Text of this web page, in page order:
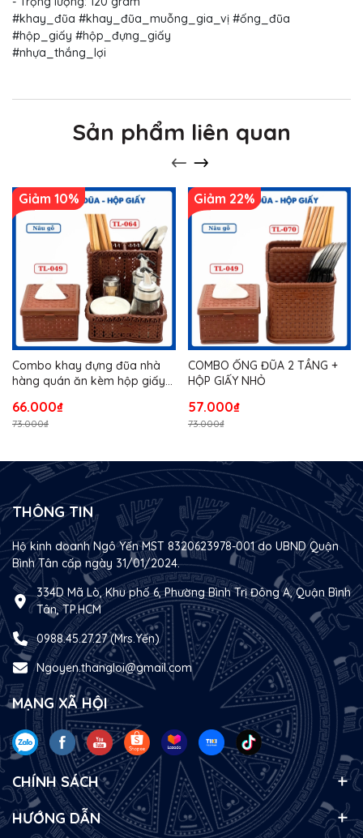
#khay_đũa #khay_đũa_muỗng_gia_vị #ống_đũa
#hộp_giấy #hộp_đựng_giấy
#nhựa_thắng_lợi
Sản phẩm liên quan
Giảm 10%
Combo khay đựng đũa nhà
hàng quán ăn kèm hộp giấy
66.000₫
73.000₫
Giảm 22%
COMBO ỐNG ĐŨA 2 TẦNG +
HỘP GIẤY NHỎ
57.000₫
73.000₫
THÔNG TIN
Hộ kinh doanh Ngô Yến MST 8320623978-001 do UBND Quận
Bình Tân cấp ngày 31/01/2024.
334D Mã Lò, Khu phố 6, Phường Bình Trị Đông A, Quận Bình
Tân, TP.HCM
0988.45.27.27 (Mrs.Yến)
Ngoyen.thangloi@gmail.com
MẠNG XÃ HỘI
CHÍNH SÁCH
HƯỚNG DẪN